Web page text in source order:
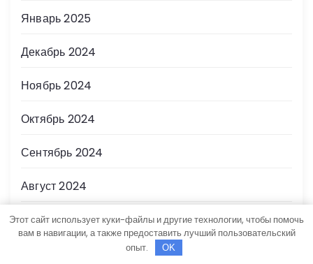
Январь 2025
Декабрь 2024
Ноябрь 2024
Октябрь 2024
Сентябрь 2024
Август 2024
Июль 2024
Этот сайт использует куки-файлы и другие технологии, чтобы помочь
вам в навигации, а также предоставить лучший пользовательский
опыт.
OK